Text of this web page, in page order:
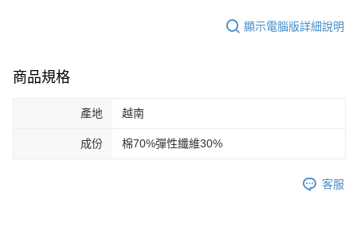
顯示電腦版詳細說明
商品規格
產地 越南
成份 棉70%彈性纖維30%
客服